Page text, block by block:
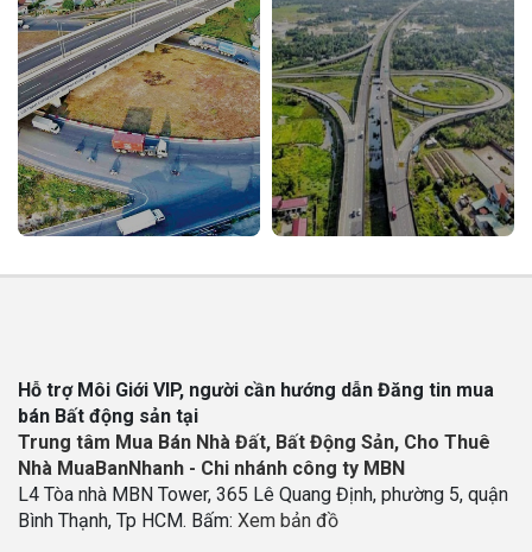
Hỗ trợ Môi Giới VIP, người cần hướng dẫn Đăng tin mua
bán Bất động sản tại
Trung tâm Mua Bán Nhà Đất, Bất Động Sản, Cho Thuê
Nhà MuaBanNhanh - Chi nhánh công ty MBN
L4 Tòa nhà MBN Tower, 365 Lê Quang Định, phường 5, quận
Bình Thạnh, Tp HCM. Bấm: Xem bản đồ